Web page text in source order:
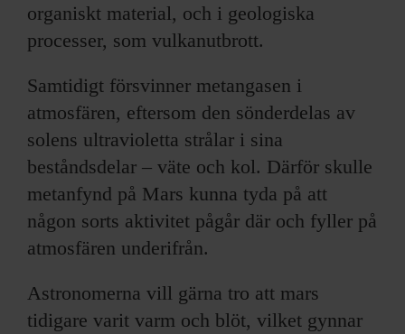
organiskt material, och i geologiska
processer, som vulkanutbrott.
Samtidigt försvinner metangasen i
atmosfären, eftersom den sönderdelas av
solens ultravioletta strålar i sina
beståndsdelar – väte och kol. Därför skulle
metanfynd på Mars kunna tyda på att
någon sorts aktivitet pågår där och fyller på
atmosfären underifrån.
Astronomerna vill gärna tro att mars
tidigare varit varm och blöt, vilket gynnar